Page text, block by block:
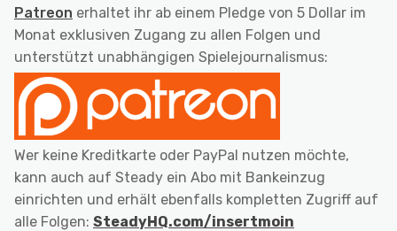
Patreon erhaltet ihr ab einem Pledge von 5 Dollar im
Monat exklusiven Zugang zu allen Folgen und
unterstützt unabhängigen Spielejournalismus:
Wer keine Kreditkarte oder PayPal nutzen möchte,
kann auch auf Steady ein Abo mit Bankeinzug
einrichten und erhält ebenfalls kompletten Zugriff auf
alle Folgen: SteadyHQ.com/insertmoin